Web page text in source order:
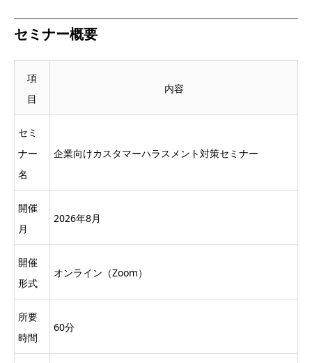
セミナー概要
項
目
内容
セミ
ナー
名
企業向けカスタマーハラスメント対策セミナー
開催
月
2026年8月
開催
形式
オンライン（Zoom）
所要
時間
60分